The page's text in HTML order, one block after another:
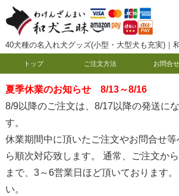
40犬種の名入れ犬グッズ(小型・大型犬も充実)｜
トップ ご注文方法 お問合せ
夏季休業のお知らせ 8/13～8/16
8/9以降のご注文は、8/17以降の発送に
す。
休業期間中に頂いたご注文やお問合せ
ら順次対応致します。 通常、ご注文か
まで、3～6営業日ほど頂いております
い。